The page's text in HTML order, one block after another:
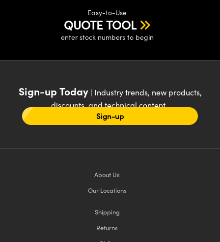
Easy-to-Use
QUOTE TOOL
enter stock numbers to begin
Sign-up Today| Industry trends, new products,
discounts, and technical content
Sign-up
About Us
Our Locations
Shipping
Returns